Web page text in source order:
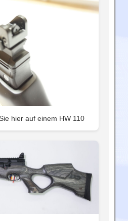
hier auf einem HW 110